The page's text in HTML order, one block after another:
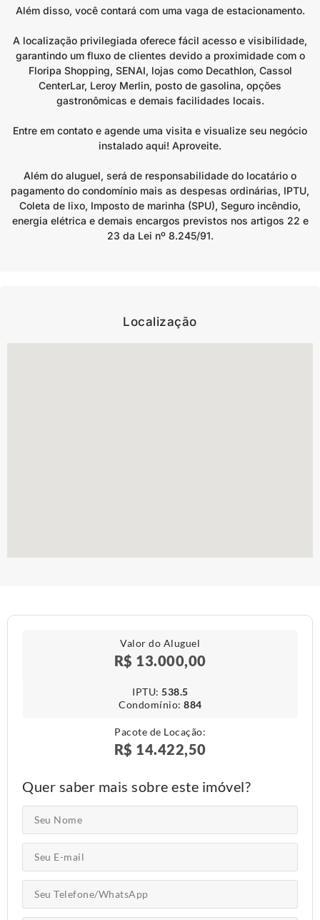
Além disso, você contará com uma vaga de estacionamento.
A localização privilegiada oferece fácil acesso e visibilidade,
garantindo um fluxo de clientes devido a proximidade com o
Floripa Shopping, SENAI, lojas como Decathlon, Cassol
CenterLar, Leroy Merlin, posto de gasolina, opções
gastronômicas e demais facilidades locais.
Entre em contato e agende uma visita e visualize seu negócio
instalado aqui! Aproveite.
Além do aluguel, será de responsabilidade do locatário o
pagamento do condomínio mais as despesas ordinárias, IPTU,
Coleta de lixo, Imposto de marinha (SPU), Seguro incêndio,
energia elétrica e demais encargos previstos nos artigos 22 e
23 da Lei nº 8.245/91.
Localização
Valor do Aluguel
R$ 13.000,00
IPTU​: 538.5
Condomínio​: 884
Pacote de Locação:
R$ 14.422,50
Quer saber mais sobre este imóvel?